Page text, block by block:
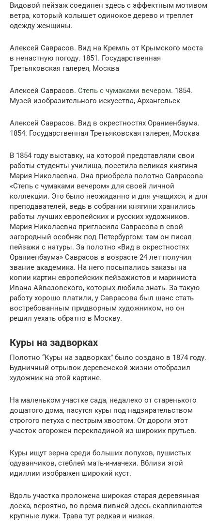
Видовой пейзаж соединен здесь с эффектным мотивом
ветра, который колышет одинокое дерево и треплет
одежду женщины.
Алексей Саврасов. Вид на Кремль от Крымского моста
в ненастную погоду. 1851. Государственная
Третьяковская галерея, Москва
Алексей Саврасов. Степь с чумаками вечером. 1854.
Музей изобразительного искусства, Архангельск
Алексей Саврасов. Вид в окрестностях Ораниенбаума.
1854. Государственная Третьяковская галерея, Москва
В 1854 году выставку, на которой представляли свои
работы студенты училища, посетила великая княгиня
Мария Николаевна. Она приобрела полотно Саврасова
«Степь с чумаками вечером» для своей личной
коллекции. Это было неожиданно и для учащихся, и для
преподавателей, ведь в собрании княгини хранились
работы лучших европейских и русских художников.
Мария Николаевна пригласила Саврасова в свой
загородный особняк под Петербургом: там он писал
пейзажи с натуры. За полотно «Вид в окрестностях
Ораниенбаума» Саврасов в возрасте 24 лет получил
звание академика. На него посыпались заказы на
копии картин европейских пейзажистов и мариниста
Ивана Айвазовского, которых любила знать. За такую
работу хорошо платили, у Саврасова был шанс стать
востребованным придворным художником, но он
решил уехать обратно в Москву.
Куры на задворках
Полотно “Куры на задворках” было создано в 1874 году.
Будничный отрывок деревенской жизни отобразил
художник на этой картине.
На маленьком участке сада, недалеко от старенького
дощатого дома, пасутся куры под надзирательством
строгого петуха с пестрым хвостом. От дороги этот
участок огорожен перекладиной из широких прутьев.
Куры ищут зерна среди больших лопухов, пушистых
одуванчиков, стеблей мать-и-мачехи. Вблизи этой
идиллии изображен широкий куст.
Вдоль участка проложена широкая старая деревянная
доска, вероятно, во время ливней здесь скапливаются
крупные лужи. Трава тут редкая и низкая.